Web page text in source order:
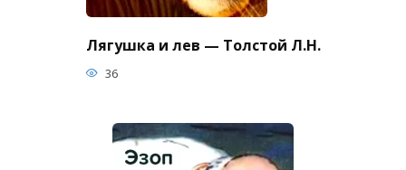
Лягушка и лев — Толстой Л.Н.
36